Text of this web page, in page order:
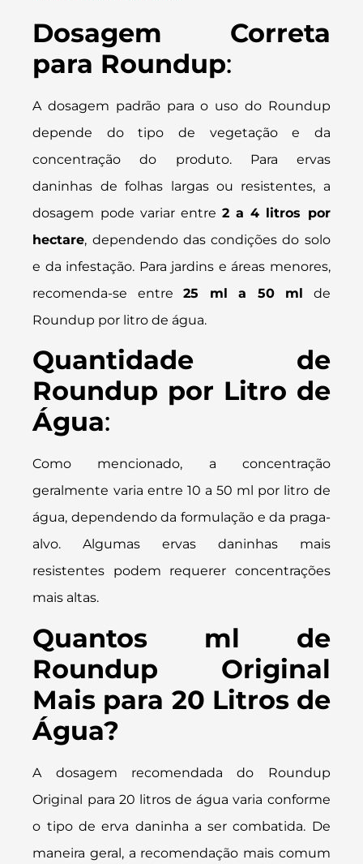
Dosagem Correta
para Roundup:
A dosagem padrão para o uso do Roundup
depende do tipo de vegetação e da
concentração do produto. Para ervas
daninhas de folhas largas ou resistentes, a
dosagem pode variar entre 2 a 4 litros por
hectare, dependendo das condições do solo
e da infestação. Para jardins e áreas menores,
recomenda-se entre25 ml a 50 ml de
Roundup por litro de água.
Quantidade de
Roundup por Litro de
Água:
Como mencionado, a concentração
geralmente varia entre 10 a 50 ml por litro de
água, dependendo da formulação e da praga-
alvo. Algumas ervas daninhas mais
resistentes podem requerer concentrações
mais altas.
Quantos ml de
Roundup Original
Mais para 20 Litros de
Água?
A dosagem recomendada do Roundup
Original para 20 litros de água varia conforme
o tipo de erva daninha a ser combatida. De
maneira geral, a recomendação mais comum